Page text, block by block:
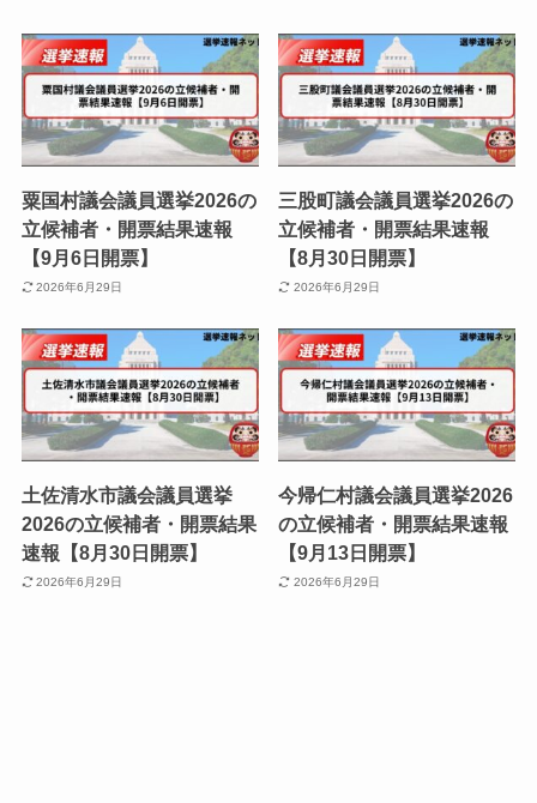
粟国村議会議員選挙2026の
立候補者・開票結果速報
【9月6日開票】
2026年6月29日
三股町議会議員選挙2026の
立候補者・開票結果速報
【8月30日開票】
2026年6月29日
土佐清水市議会議員選挙
2026の立候補者・開票結果
速報【8月30日開票】
2026年6月29日
今帰仁村議会議員選挙2026
の立候補者・開票結果速報
【9月13日開票】
2026年6月29日